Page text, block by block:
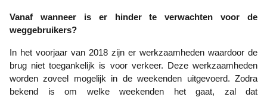
Vanaf wanneer is er hinder te verwachten voor de
weggebruikers?
In het voorjaar van 2018 zijn er werkzaamheden waardoor de
brug niet toegankelijk is voor verkeer. Deze werkzaamheden
worden zoveel mogelijk in de weekenden uitgevoerd. Zodra
bekend is om welke weekenden het gaat, zal dat